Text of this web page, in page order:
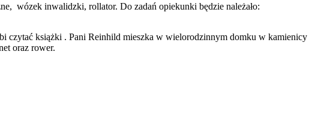
wózek inwalidzki, rollator. Do zadań opiekunki będzie należało:
czytać książki . Pani Reinhild mieszka w wielorodzinnym domku w kamienicy
oraz rower.